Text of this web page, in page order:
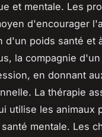
et mentale. Les
d'encourager
d'un poids santé et
la compagnie d'un
en donnant
La thérapie
utilise les animaux
mentale. Les